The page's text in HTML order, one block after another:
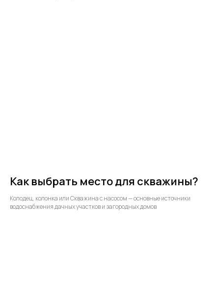
Как выбрать место для скважины?
Колодец, колонка или Скважина с насосом — основные источники
водоснабжения дачных участков и загородных домов